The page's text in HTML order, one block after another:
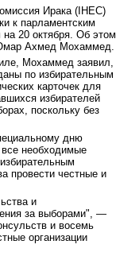
Ирака (IHEC)
к парламентским
20 октября. Об этом
Ахмед Мохаммед.
Мохаммед заявил,
по избирательным
карточек для
избирателей
поскольку без
дню
необходимые
провести честные и
и
за выборами", —
и восемь
организации